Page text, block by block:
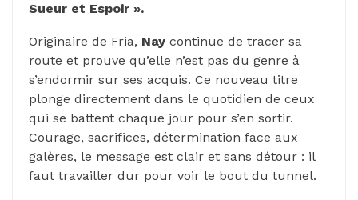
Sueur et Espoir ».
Originaire de Fria, Nay continue de tracer sa
route et prouve qu’elle n’est pas du genre à
s’endormir sur ses acquis. Ce nouveau titre
plonge directement dans le quotidien de ceux
qui se battent chaque jour pour s’en sortir.
Courage, sacrifices, détermination face aux
galères, le message est clair et sans détour : il
faut travailler dur pour voir le bout du tunnel.